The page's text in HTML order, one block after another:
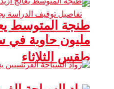
طقس الثلاثاء
مليون حاوية في